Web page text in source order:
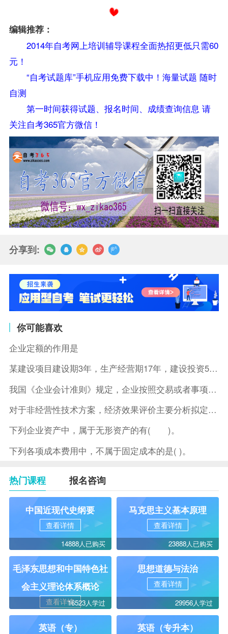
编辑推荐：
2014年自考网上培训辅导课程全面热招更低只需60
元！
“自考试题库”手机应用免费下载中！海量试题 随时
自测
第一时间获得试题、报名时间、成绩查询信息 请
关注自考365官方微信！
分享到:
你可能喜欢
企业定额的作用是
某建设项目建设期3年，生产经营期17年，建设投资5500万元
我国《企业会计准则》规定，企业按照交易或者事项的经济特征确定
对于非经营性技术方案，经济效果评价主要分析拟定方案的( )。
下列企业资产中，属于无形资产的有( )。
下列各项成本费用中，不属于固定成本的是( )。
热门课程 报名咨询
中国近现代史纲要
查看详情
14888人已购买
马克思主义基本原理
查看详情
23888人已购买
毛泽东思想和中国特色社
会主义理论体系概论
查看详情16523人学过
思想道德与法治
查看详情
29956人学过
英语（专） 英语（专升本）